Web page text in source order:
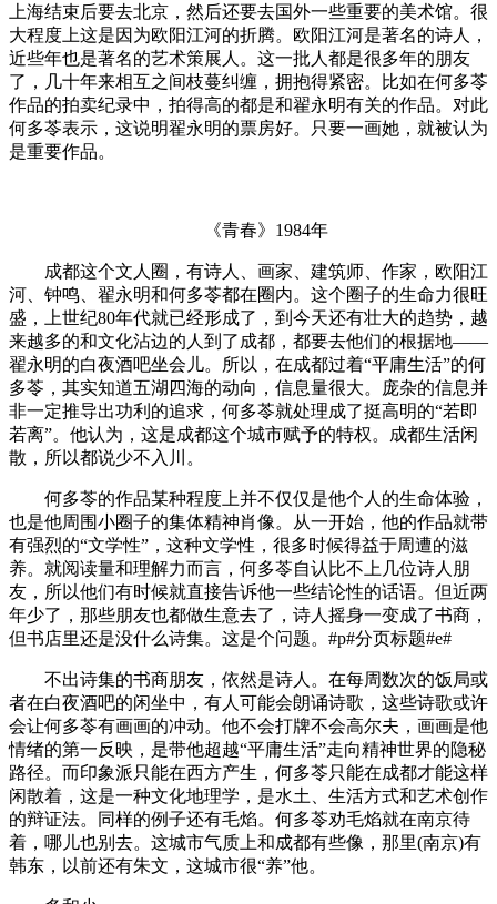
上海结束后要去北京，然后还要去国外一些重要的美术馆。很
大程度上这是因为欧阳江河的折腾。欧阳江河是著名的诗人，
近些年也是著名的艺术策展人。这一批人都是很多年的朋友
了，几十年来相互之间枝蔓纠缠，拥抱得紧密。比如在何多苓
作品的拍卖纪录中，拍得高的都是和翟永明有关的作品。对此
何多苓表示，这说明翟永明的票房好。只要一画她，就被认为
是重要作品。
《青春》1984年
成都这个文人圈，有诗人、画家、建筑师、作家，欧阳江
河、钟鸣、翟永明和何多苓都在圈内。这个圈子的生命力很旺
盛，上世纪80年代就已经形成了，到今天还有壮大的趋势，越
来越多的和文化沾边的人到了成都，都要去他们的根据地——
翟永明的白夜酒吧坐会儿。所以，在成都过着“平庸生活”的何
多苓，其实知道五湖四海的动向，信息量很大。庞杂的信息并
非一定推导出功利的追求，何多苓就处理成了挺高明的“若即
若离”。他认为，这是成都这个城市赋予的特权。成都生活闲
散，所以都说少不入川。
何多苓的作品某种程度上并不仅仅是他个人的生命体验，
也是他周围小圈子的集体精神肖像。从一开始，他的作品就带
有强烈的“文学性”，这种文学性，很多时候得益于周遭的滋
养。就阅读量和理解力而言，何多苓自认比不上几位诗人朋
友，所以他们有时候就直接告诉他一些结论性的话语。但近两
年少了，那些朋友也都做生意去了，诗人摇身一变成了书商，
但书店里还是没什么诗集。这是个问题。#p#分页标题#e#
不出诗集的书商朋友，依然是诗人。在每周数次的饭局或
者在白夜酒吧的闲坐中，有人可能会朗诵诗歌，这些诗歌或许
会让何多苓有画画的冲动。他不会打牌不会高尔夫，画画是他
情绪的第一反映，是带他超越“平庸生活”走向精神世界的隐秘
路径。而印象派只能在西方产生，何多苓只能在成都才能这样
闲散着，这是一种文化地理学，是水土、生活方式和艺术创作
的辩证法。同样的例子还有毛焰。何多苓劝毛焰就在南京待
着，哪儿也别去。这城市气质上和成都有些像，那里(南京)有
韩东，以前还有朱文，这城市很“养”他。